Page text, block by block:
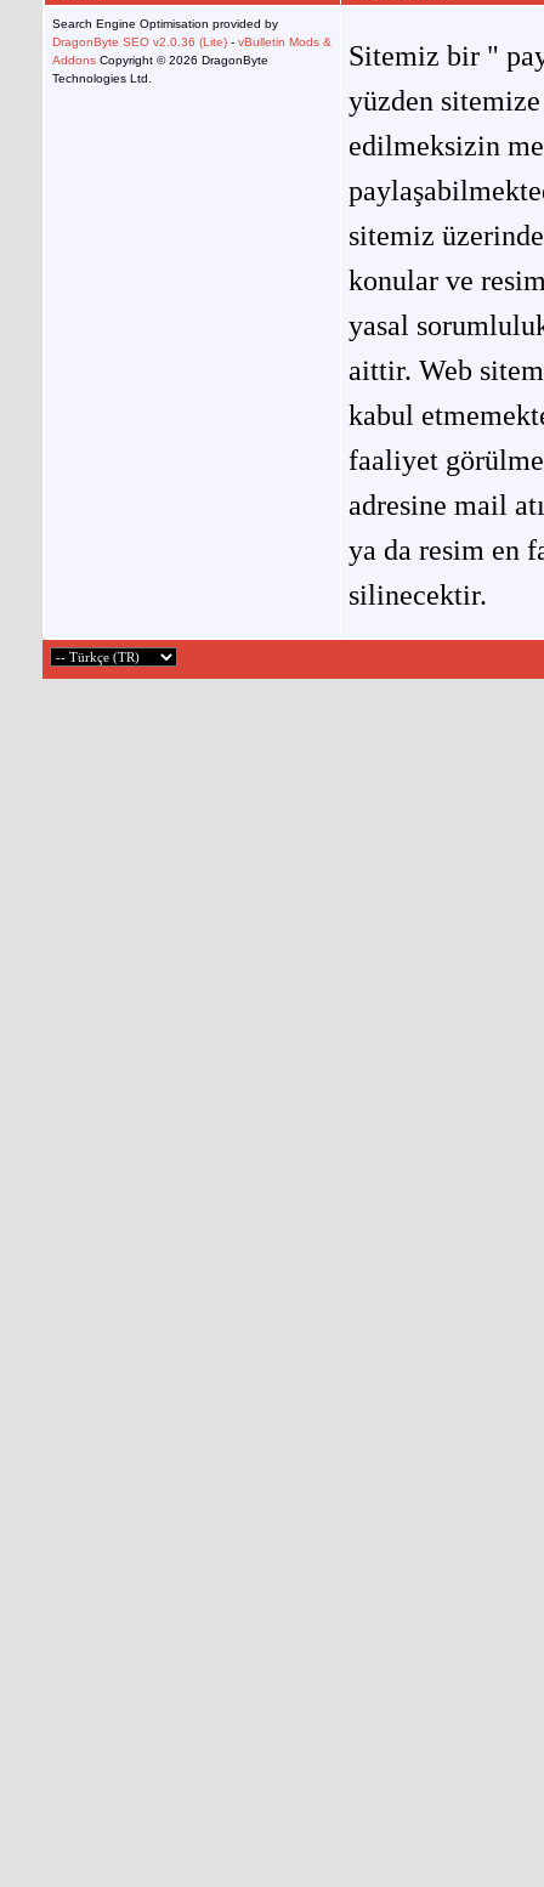
Search Engine Optimisation provided by
DragonByte SEO v2.0.36 (Lite) - vBulletin Mods &
Addons Copyright © 2026 DragonByte
Technologies Ltd.
Sitemiz bir "
yüzden
edilmeksizin
sitemiz
konular ve
yasal
aittir. Web
kabul
faaliyet
adresine mail
ya da resim en
silinecektir.